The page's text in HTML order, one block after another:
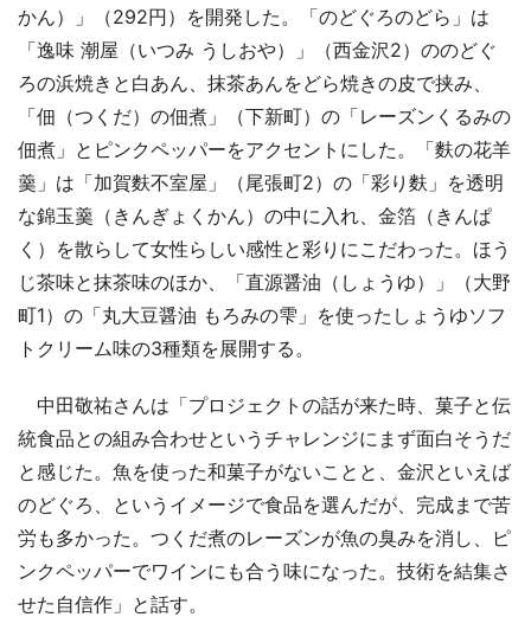
かん）」（292円）を開発した。「のどぐろのどら」は
「逸味 潮屋（いつみ うしおや）」（西金沢2）ののどぐ
ろの浜焼きと白あん、抹茶あんをどら焼きの皮で挟み、
「佃（つくだ）の佃煮」（下新町）の「レーズンくるみの
佃煮」とピンクペッパーをアクセントにした。「麩の花羊
羹」は「加賀麩不室屋」（尾張町2）の「彩り麩」を透明
な錦玉羹（きんぎょくかん）の中に入れ、金箔（きんぱ
く）を散らして女性らしい感性と彩りにこだわった。ほう
じ茶味と抹茶味のほか、「直源醤油（しょうゆ）」（大野
町1）の「丸大豆醤油 もろみの雫」を使ったしょうゆソフ
トクリーム味の3種類を展開する。
中田敬祐さんは「プロジェクトの話が来た時、菓子と伝
統食品との組み合わせというチャレンジにまず面白そうだ
と感じた。魚を使った和菓子がないことと、金沢といえば
のどぐろ、というイメージで食品を選んだが、完成まで苦
労も多かった。つくだ煮のレーズンが魚の臭みを消し、ピ
ンクペッパーでワインにも合う味になった。技術を結集さ
せた自信作」と話す。